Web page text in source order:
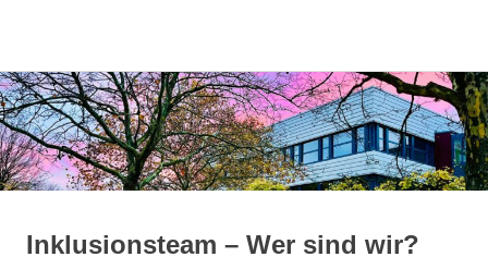
Zum
Inhalt
springen
Inklusionsteam – Wer sind wir?